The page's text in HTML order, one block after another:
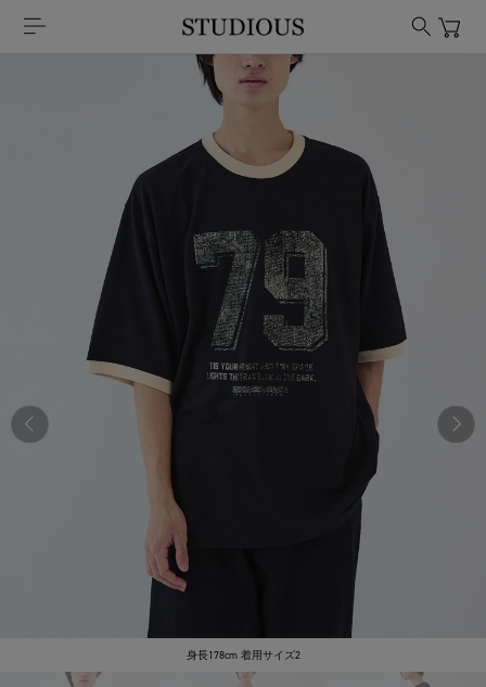
身長178cm 着用サイズ2